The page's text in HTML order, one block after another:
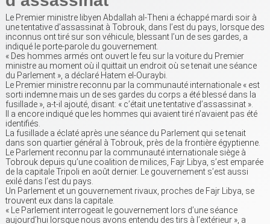
Le Premier ministre libyen Abdallah al-Theni a échappé mardi soir à
une tentative d’assassinat à Tobrouk, dans l’est du pays, lorsque des
inconnus ont tiré sur son véhicule, blessant l’un de ses gardes, a
indiqué le porte-parole du gouvernement.
« Des hommes armés ont ouvert le feu sur la voiture du Premier
ministre au moment où il quittait un endroit où se tenait une séance
du Parlement », a déclaré Hatem el-Ouraybi.
Le Premier ministre reconnu par la communauté internationale « est
sorti indemne mais un de ses gardes du corps a été blessé dans la
fusillade », a-t-il ajouté, disant: « c’était une tentative d’assassinat ».
Il a encore indiqué que les hommes qui avaient tiré n’avaient pas été
identifiés.
La fusillade a éclaté après une séance du Parlement qui se tenait
dans son quartier général à Tobrouk, près de la frontière égyptienne.
Le Parlement reconnu par la communauté internationale siège à
Tobrouk depuis qu’une coalition de milices, Fajr Libya, s’est emparée
de la capitale Tripoli en août dernier. Le gouvernement s’est aussi
exilé dans l’est du pays.
Un Parlement et un gouvernement rivaux, proches de Fajr Libya, se
trouvent eux dans la capitale.
« Le Parlement interrogeait le gouvernement lors d’une séance
aujourd’hui lorsque nous avons entendu des tirs à l’extérieur », a